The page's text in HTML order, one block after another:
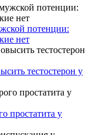
потенции:
нет
тестостерон у
простатита у